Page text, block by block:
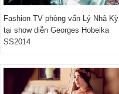
Fashion TV phỏng vấn Lý Nhã Kỳ
tại show diễn Georges Hobeika
SS2014